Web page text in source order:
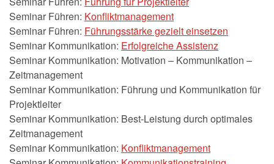
Seminar Führen: Konfliktmanagement
Seminar Führen: Führungsstärke gezielt einsetzen
Seminar Kommunikation: Erfolgreiche Assistenz
Seminar Kommunikation: Motivation – Kommunikation –
Zeitmanagement
Seminar Kommunikation: Führung und Kommunikation für
Projektleiter
Seminar Kommunikation: Best-Leistung durch optimales
Zeitmanagement
Seminar Kommunikation: Konfliktmanagement